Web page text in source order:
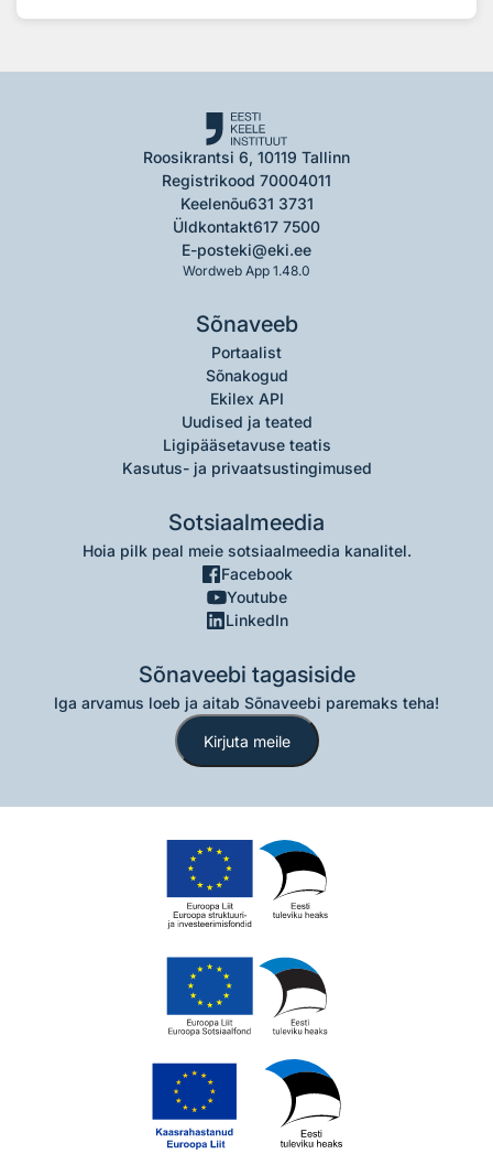
Roosikrantsi 6, 10119 Tallinn
Registrikood 70004011
Keelenõu631 3731
Üldkontakt617 7500
E-posteki@eki.ee
Wordweb App 1.48.0
Sõnaveeb
Portaalist
Sõnakogud
Ekilex API
Uudised ja teated
Ligipääsetavuse teatis
Kasutus- ja privaatsustingimused
Sotsiaalmeedia
Hoia pilk peal meie sotsiaalmeedia kanalitel.
Facebook
Youtube
LinkedIn
Sõnaveebi tagasiside
Iga arvamus loeb ja aitab Sõnaveebi paremaks teha!
Kirjuta meile